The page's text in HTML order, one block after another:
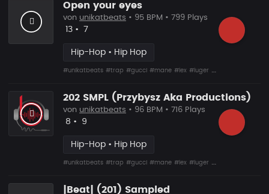
Open your eyes
von unikatbeats • 95 BPM • 799 Plays
Likes
13 • Vorgeschlagen
7
Hip-Hop • Hip Hop
#unikatbeats #trap #gucci #mane #lex #luger #drumma
202 SMPL (Przybysz Aka Productions)
von unikatbeats • 96 BPM • 716 Plays
Likes
8 • Vorgeschlagen
9
Hip-Hop • Hip Hop
#unikatbeats #trap #gucci #mane #lex #luger #drumma
|Beat| (201) Sampled